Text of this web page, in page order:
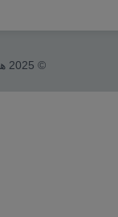
© 2025 هاله افزار - کلیه حقوق محفوظ است.